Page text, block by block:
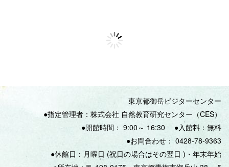
東京都御岳ビジターセンター
●指定管理者：株式会社 自然教育研究センター（CES）
●開館時間： 9:00 ～ 16:30
●入館料：無料
●お問合わせ： 0428‐78‐9363
●休館日：月曜日 (祝日の場合はその翌日 ) ・年末年始